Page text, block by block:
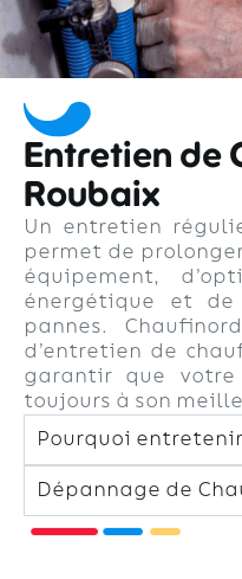
Entretien de
Roubaix
Un entretien
permet de
équipement,
énergétique et
pannes.
d’entretien de
garantir que votre
toujours à son
Pourquoi
Dépannage de